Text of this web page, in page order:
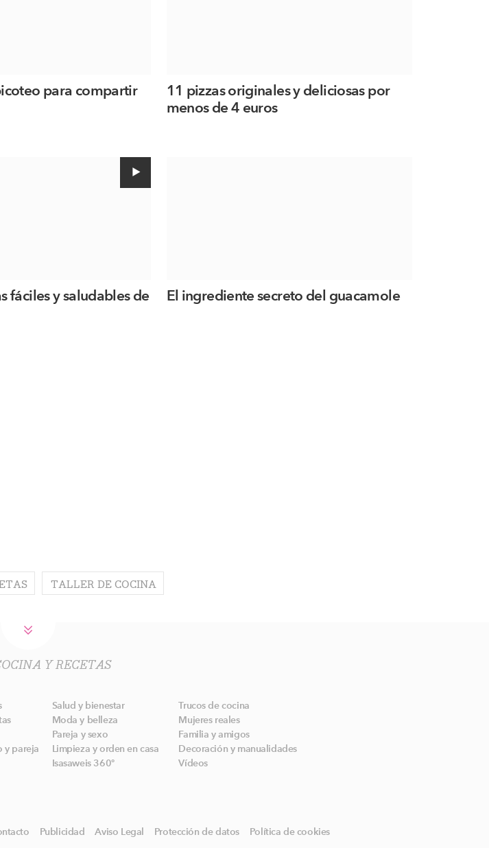
para compartir
11 pizzas originales y deliciosas por
menos de 4 euros
fáciles y saludables de
El ingrediente secreto del guacamole
TALLER DE COCINA
Y RECETAS
Salud y bienestar
Trucos de cocina
Moda y belleza
Mujeres reales
Pareja y sexo
Familia y amigos
y pareja Limpieza y orden en casa
Decoración y manualidades
Isasaweis 360º Vídeos
Publicidad Aviso Legal Protección de datos Política de cookies